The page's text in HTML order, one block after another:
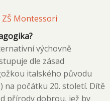
Montessori
výchovně
dle zásad
italského původu
na počátku 20. století. Dítě
přírody dobrou, jež by